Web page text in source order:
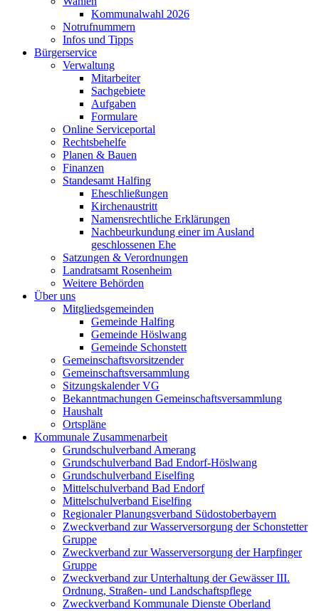
Kommunalwahl 2026
Notrufnummern
Infos und Tipps
Bürgerservice
Verwaltung
Mitarbeiter
Sachgebiete
Aufgaben
Formulare
Online Serviceportal
Rechtsbehelfe
Planen & Bauen
Finanzen
Standesamt Halfing
Eheschließungen
Kirchenaustritt
Namensrechtliche Erklärungen
Nachbeurkundung einer im Ausland
geschlossenen Ehe
Satzungen & Verordnungen
Landratsamt Rosenheim
Weitere Behörden
Über uns
Mitgliedsgemeinden
Gemeinde Halfing
Gemeinde Höslwang
Gemeinde Schonstett
Gemeinschaftsvorsitzender
Gemeinschaftsversammlung
Sitzungskalender VG
Bekanntmachungen Gemeinschaftsversammlung
Haushalt
Ortspläne
Kommunale Zusammenarbeit
Grundschulverband Amerang
Grundschulverband Bad Endorf-Höslwang
Grundschulverband Eiselfing
Mittelschulverband Bad Endorf
Mittelschulverband Eiselfing
Regionaler Planungsverband Südostoberbayern
Zweckverband zur Wasserversorgung der Schonstetter
Gruppe
Zweckverband zur Wasserversorgung der Harpfinger
Gruppe
Zweckverband zur Unterhaltung der Gewässer III.
Ordnung, Straßen- und Landschaftspflege
Zweckverband Kommunale Dienste Oberland